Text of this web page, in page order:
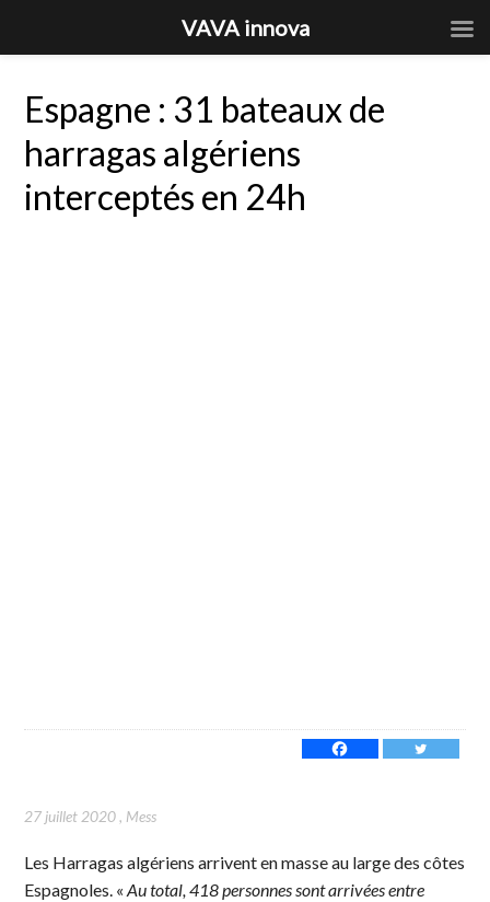
Espagne : 31 bateaux de
harragas algériens
interceptés en 24h
27 juillet 2020, Mess
Les Harragas algériens arrivent en masse au large des côtes
Espagnoles. «Au total, 418 personnes sont arrivées entre
VAVA innova